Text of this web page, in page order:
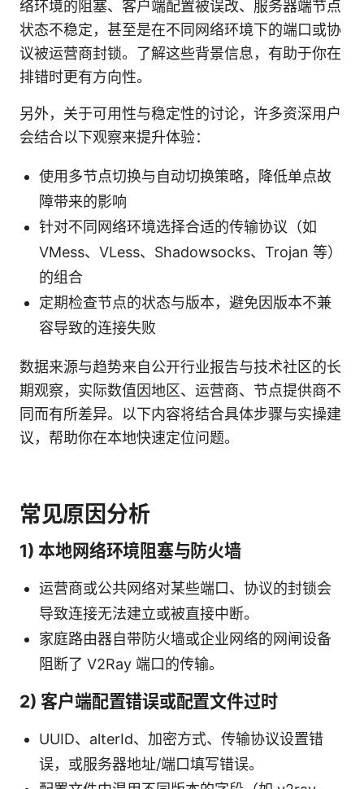
络环境的阻塞、客户端配置被误改、服务器端节点
状态不稳定，甚至是在不同网络环境下的端口或协
议被运营商封锁。了解这些背景信息，有助于你在
排错时更有方向性。
另外，关于可用性与稳定性的讨论，许多资深用户
会结合以下观察来提升体验：
使用多节点切换与自动切换策略，降低单点故
障带来的影响
针对不同网络环境选择合适的传输协议（如
VMess、VLess、Shadowsocks、Trojan 等）
的组合
定期检查节点的状态与版本，避免因版本不兼
容导致的连接失败
数据来源与趋势来自公开行业报告与技术社区的长
期观察，实际数值因地区、运营商、节点提供商不
同而有所差异。以下内容将结合具体步骤与实操建
议，帮助你在本地快速定位问题。
常见原因分析
1) 本地网络环境阻塞与防火墙
运营商或公共网络对某些端口、协议的封锁会
导致连接无法建立或被直接中断。
家庭路由器自带防火墙或企业网络的网闸设备
阻断了 V2Ray 端口的传输。
2) 客户端配置错误或配置文件过时
UUID、alterId、加密方式、传输协议设置错
误，或服务器地址/端口填写错误。